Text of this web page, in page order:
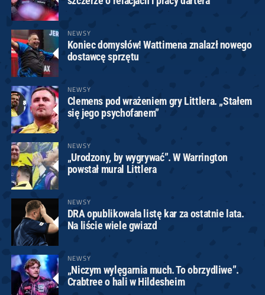
NEWSY
Koniec domysłów! Wattimena znalazł nowego
dostawcę sprzętu
NEWSY
Clemens pod wrażeniem gry Littlera. „Stałem
się jego psychofanem”
NEWSY
„Urodzony, by wygrywać”. W Warrington
powstał mural Littlera
NEWSY
DRA opublikowała listę kar za ostatnie lata.
Na liście wiele gwiazd
NEWSY
„Niczym wylęgarnia much. To obrzydliwe”.
Crabtree o hali w Hildesheim